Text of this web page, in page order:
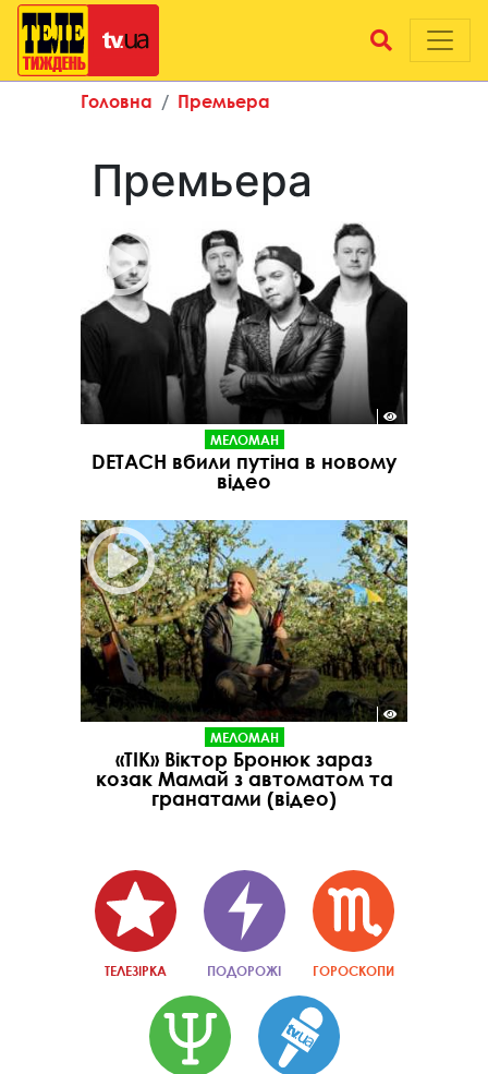
Головна Премьера
Премьера
МЕЛОМАН
DETACH вбили путіна в новому
відео
МЕЛОМАН
«ТІК» Віктор Бронюк зараз
козак Мамай з автоматом та
гранатами (відео)
ТЕЛЕЗІРКА ПОДОРОЖІ ГОРОСКОПИ